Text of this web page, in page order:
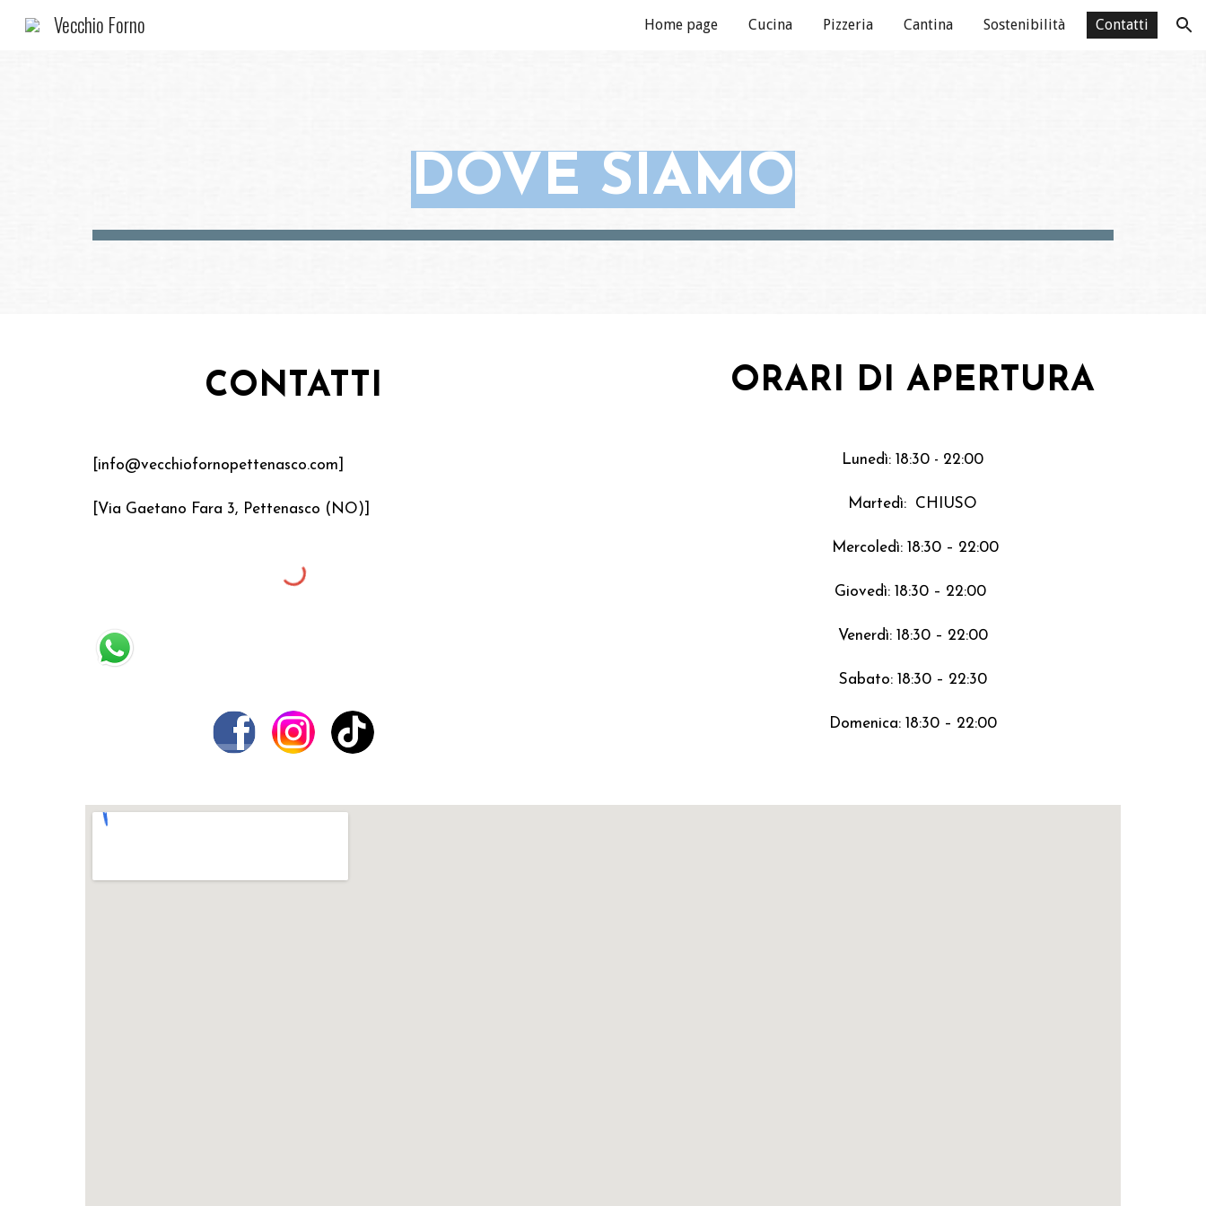
Skip to navigation
Vecchio Forno Home page Cucina Pizzeria Cantina Sostenibilità Contatti
DOVE SIAMO
CONTATTI
[info@vecchiofornopettenasco.com]
[Via Gaetano Fara 3, Pettenasco (NO)]
ORARI DI APERTURA
Lunedì: 18:30 - 22:00
Martedì: CHIUSO
Mercoledì: 18:30 – 22:00
Giovedì: 18:30 – 22:00
Venerdì: 18:30 – 22:00
Sabato: 18:30 – 22:30
Domenica: 18:30 – 22:00